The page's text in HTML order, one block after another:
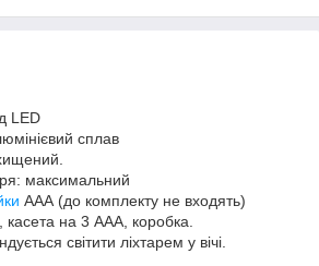
LED
сплав
максимальний
ААА (до комплекту не входять)
касета на 3 ААА, коробка.
світити ліхтарем у вічі.